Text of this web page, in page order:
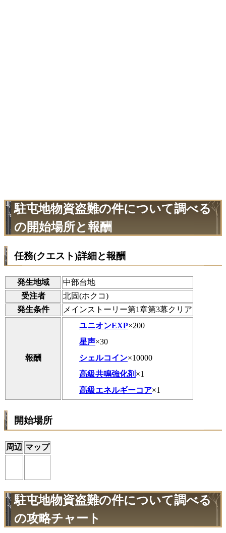
駐屯地物資盗難の件について調べる
の開始場所と報酬
任務(クエスト)詳細と報酬
発生地域
中部台地
受注者
北固(ホクコ)
発生条件
メインストーリー第1章第3幕クリア
報酬
ユニオンEXP×200
星声×30
シェルコイン×10000
高級共鳴強化剤 ×1
高級エネルギーコア×1
開始場所
周辺 マップ
駐屯地物資盗難の件について調べる
の攻略チャート